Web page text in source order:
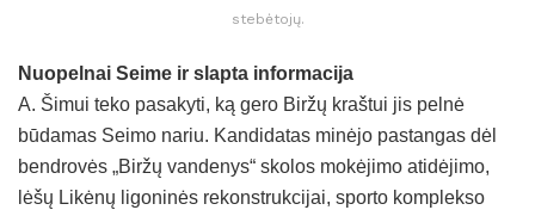
stebėtojų.
Nuopelnai Seime ir slapta informacija
A. Šimui teko pasakyti, ką gero Biržų kraštui jis pelnė
būdamas Seimo nariu. Kandidatas minėjo pastangas dėl
bendrovės „Biržų vandenys“ skolos mokėjimo atidėjimo,
lėšų Likėnų ligoninės rekonstrukcijai, sporto komplekso